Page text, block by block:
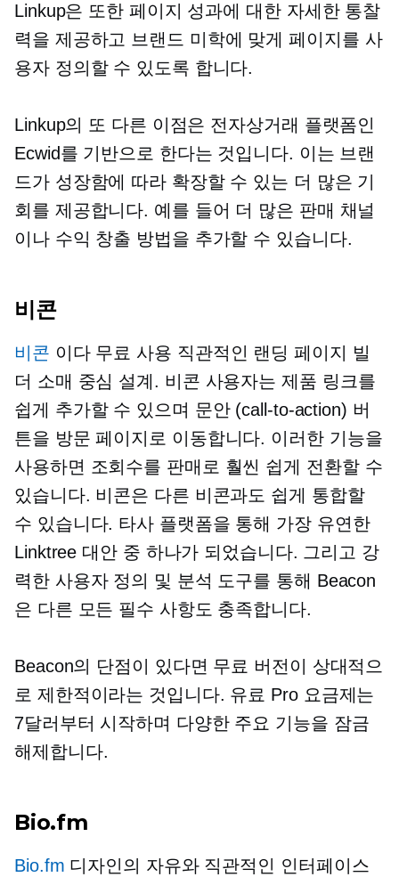
Linkup은 또한 페이지 성과에 대한 자세한 통찰
력을 제공하고 브랜드 미학에 맞게 페이지를 사
용자 정의할 수 있도록 합니다.
Linkup의 또 다른 이점은 전자상거래 플랫폼인
Ecwid를 기반으로 한다는 것입니다. 이는 브랜
드가 성장함에 따라 확장할 수 있는 더 많은 기
회를 제공합니다. 예를 들어 더 많은 판매 채널
이나 수익 창출 방법을 추가할 수 있습니다.
비콘
비콘 이다 무료 사용 직관적인 랜딩 페이지 빌
더 소매 중심 설계. 비콘 사용자는 제품 링크를
쉽게 추가할 수 있으며 문안 (call-to-action) 버
튼을 방문 페이지로 이동합니다. 이러한 기능을
사용하면 조회수를 판매로 훨씬 쉽게 전환할 수
있습니다. 비콘은 다른 비콘과도 쉽게 통합할
수 있습니다. 타사 플랫폼을 통해 가장 유연한
Linktree 대안 중 하나가 되었습니다. 그리고 강
력한 사용자 정의 및 분석 도구를 통해 Beacon
은 다른 모든 필수 사항도 충족합니다.
Beacon의 단점이 있다면 무료 버전이 상대적으
로 제한적이라는 것입니다. 유료 Pro 요금제는
7달러부터 시작하며 다양한 주요 기능을 잠금
해제합니다.
Bio.fm
Bio.fm 디자인의 자유와 직관적인 인터페이스